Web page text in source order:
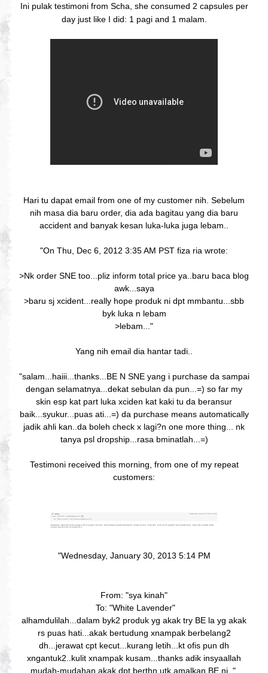
Ini pulak testimoni from Scha, she consumed 2 capsules per
day just like I did: 1 pagi and 1 malam.
Hari tu dapat email from one of my customer nih. Sebelum
nih masa dia baru order, dia ada bagitau yang dia baru
accident and banyak kesan luka-luka juga lebam..
"On Thu, Dec 6, 2012 3:35 AM PST fiza ria wrote:
>Nk order SNE too...pliz inform total price ya..baru baca blog
awk...saya
>baru sj xcident...really hope produk ni dpt mmbantu...sbb
byk luka n lebam
>lebam..."
Yang nih email dia hantar tadi..
"salam...haiii...thanks...BE N SNE yang i purchase da sampai
dengan selamatnya...dekat sebulan da pun...=) so far my
skin esp kat part luka xciden kat kaki tu da beransur
baik...syukur...puas ati...=) da purchase means automatically
jadik ahli kan..da boleh check x lagi?n one more thing... nk
tanya psl dropship...rasa bminatlah...=)
Testimoni received this morning, from one of my repeat
customers:
"Wednesday, January 30, 2013 5:14 PM
From: "sya kinah"
To: "White Lavender"
alhamdulilah...dalam byk2 produk yg akak try BE la yg akak
rs puas hati...akak bertudung xnampak berbelang2
dh...jerawat cpt kecut...kurang letih...kt ofis pun dh
xngantuk2..kulit xnampak kusam...thanks adik insyaallah
mudah-mudahan akak dpt berthn utk amalkan BE ni.."